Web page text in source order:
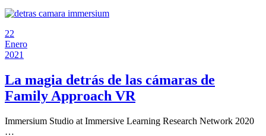
22
Enero
2021
La magia detrás de las cámaras de
Family Approach VR
Immersium Studio at Immersive Learning Research Network 2020
…